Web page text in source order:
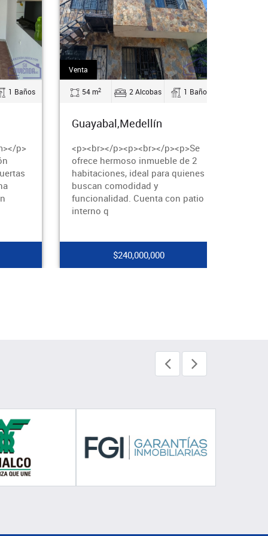
Venta
54 m 2 Alcobas 1 Baños
Guayabal,Medellín
<p><br></p><p><br></p><p>Se
ofrece hermoso inmueble de 2
habitaciones, ideal para quienes
buscan comodidad y
funcionalidad. Cuenta con patio
$240,000,000
Venta
espacios bien
<strong>sala